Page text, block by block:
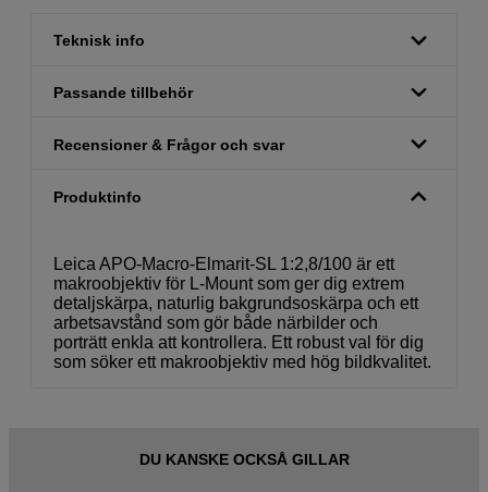
Teknisk info
Passande tillbehör
Recensioner & Frågor och svar
Produktinfo
Leica APO-Macro-Elmarit-SL 1:2,8/100 är ett
makroobjektiv för L-Mount som ger dig extrem
detaljskärpa, naturlig bakgrundsoskärpa och ett
arbetsavstånd som gör både närbilder och
porträtt enkla att kontrollera. Ett robust val för dig
som söker ett makroobjektiv med hög bildkvalitet.
DU KANSKE OCKSÅ GILLAR